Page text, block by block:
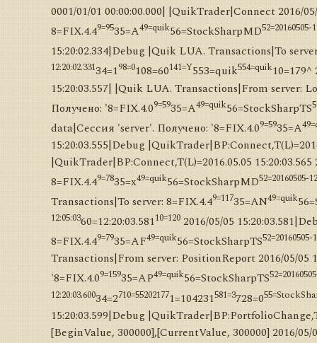
0001/01/01 00:00:00.000| |QuikTrader|Connect 2016/
8=FIX.4.49=9535=A49=quik56=StockSharpMD52=20160505-
15:20:02.334|Debug |Quik LUA. Transactions|To
12:20:02.33134=198=0108=60141=Y553=quik554=quik
15:20:03.557| |Quik LUA. Transactions|From server:
Получено: '8=FIX.4.09=5935=A49=quik56=StockSharpTS
data|Сессия 'server'. Получено: '8=FIX.4.09=5935=A
15:20:03.555|Debug
|QuikTrader|BP:Connect,T(L)=2016.05.05
8=FIX.4.49=7835=x49=quik56=StockSharpMD52=20160505-
Transactions|To server: 8=FIX.4.49=11735=AN49=quik
12:05:0360=12:20:03.58110=120 2016/05/05
8=FIX.4.49=7935=AF49=quik56=StockSharpTS52=20160505-
Transactions|From server: PositionReport 2016/05/
'8=FIX.4.09=15935=AP49=quik56=StockSharpTS
12:20:03.60034=2710=552021771=104231581=3728=0
15:20:03.599|Debug
[BeginValue, 300000],[CurrentValue, 300000] 2016/